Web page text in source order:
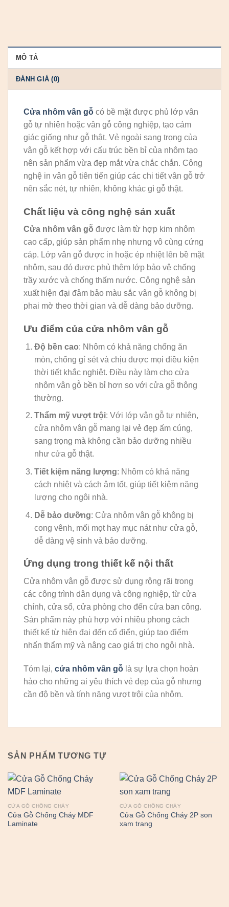
MÔ TẢ
ĐÁNH GIÁ (0)
Cửa nhôm vân gỗ có bề mặt được phủ lớp vân
gỗ tự nhiên hoặc vân gỗ công nghiệp, tạo cảm
giác giống như gỗ thật. Vẻ ngoài sang trọng của
vân gỗ kết hợp với cấu trúc bền bỉ của nhôm tạo
nên sản phẩm vừa đẹp mắt vừa chắc chắn. Công
nghệ in vân gỗ tiên tiến giúp các chi tiết vân gỗ trở
nên sắc nét, tự nhiên, không khác gì gỗ thật.
Chất liệu và công nghệ sản xuất
Cửa nhôm vân gỗ được làm từ hợp kim nhôm
cao cấp, giúp sản phẩm nhẹ nhưng vô cùng cứng
cáp. Lớp vân gỗ được in hoặc ép nhiệt lên bề mặt
nhôm, sau đó được phủ thêm lớp bảo vệ chống
trầy xước và chống thấm nước. Công nghệ sản
xuất hiện đại đảm bảo màu sắc vân gỗ không bị
phai mờ theo thời gian và dễ dàng bảo dưỡng.
Ưu điểm của cửa nhôm vân gỗ
Độ bền cao: Nhôm có khả năng chống ăn
mòn, chống gỉ sét và chịu được mọi điều kiện
thời tiết khắc nghiệt. Điều này làm cho cửa
nhôm vân gỗ bền bỉ hơn so với cửa gỗ thông
thường.
Thẩm mỹ vượt trội: Với lớp vân gỗ tự nhiên,
cửa nhôm vân gỗ mang lại vẻ đẹp ấm cúng,
sang trọng mà không cần bảo dưỡng nhiều
như cửa gỗ thật.
Tiết kiệm năng lượng: Nhôm có khả năng
cách nhiệt và cách âm tốt, giúp tiết kiệm năng
lượng cho ngôi nhà.
Dễ bảo dưỡng: Cửa nhôm vân gỗ không bị
cong vênh, mối mọt hay mục nát như cửa gỗ,
dễ dàng vệ sinh và bảo dưỡng.
Ứng dụng trong thiết kế nội thất
Cửa nhôm vân gỗ được sử dụng rộng rãi trong
các công trình dân dụng và công nghiệp, từ cửa
chính, cửa sổ, cửa phòng cho đến cửa ban công.
Sản phẩm này phù hợp với nhiều phong cách
thiết kế từ hiện đại đến cổ điển, giúp tạo điểm
nhấn thẩm mỹ và nâng cao giá trị cho ngôi nhà.
Tóm lại, cửa nhôm vân gỗ là sự lựa chọn hoàn
hảo cho những ai yêu thích vẻ đẹp của gỗ nhưng
cần độ bền và tính năng vượt trội của nhôm.
SẢN PHẨM TƯƠNG TỰ
CỬA GỖ CHỐNG CHÁY
Cửa Gỗ Chống Cháy MDF
Laminate
CỬA GỖ CHỐNG CHÁY
Cửa Gỗ Chống Cháy 2P son
xam trang